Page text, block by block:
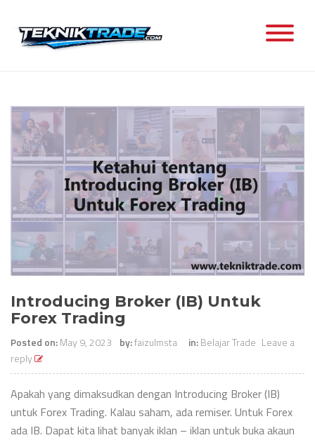
content
Introducing Broker (IB) Untuk
Forex Trading
Posted on:May 9, 2023 by:faizulmsta in:Belajar Trade Leave a
reply
Apakah yang dimaksudkan dengan Introducing Broker (IB)
untuk Forex Trading. Kalau saham, ada remiser. Untuk Forex
ada IB. Dapat kita lihat banyak iklan – iklan untuk buka akaun